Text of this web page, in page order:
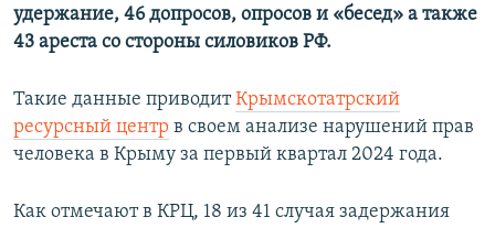
удержание, 46 допросов, опросов и «бесед» а также
43 ареста со стороны силовиков РФ.
Такие данные приводитКрымскотатрский
ресурсный центр в своем анализе нарушений прав
человека в Крыму за первый квартал 2024 года.
Как отмечают в КРЦ, 18 из 41 случая задержания